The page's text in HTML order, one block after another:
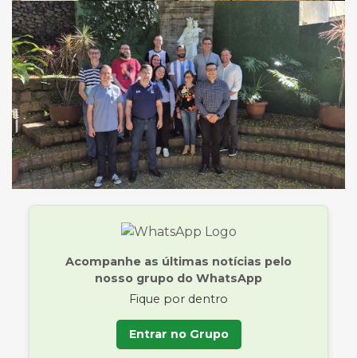
Acompanhe as últimas notícias pelo
nosso grupo do WhatsApp
Fique por dentro
Entrar no Grupo